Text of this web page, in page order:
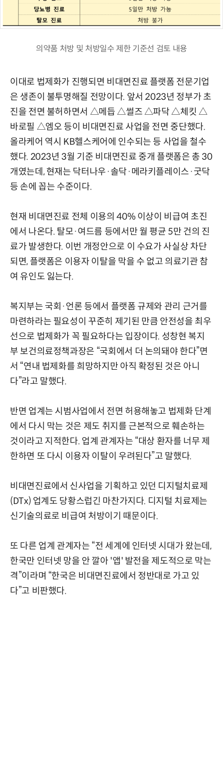
의약품 처방 및 처방일수 제한 기준선 검토 내용
이대로 법제화가 진행되면 비대면진료 플랫폼 전문기업
은 생존이 불투명해질 전망이다. 앞서 2023년 정부가 초
진을 전면 불허하면서 △메듭 △썰즈 △파닥 △체킷 △
바로필 △엠오 등이 비대면진료 사업을 전면 중단했다.
올라케어 역시 KB헬스케어에 인수되는 등 사업을 철수
했다. 2023년 3월 기준 비대면진료 중개 플랫폼은 총 30
개였는데, 현재는 닥터나우·솔닥·메라키플레이스·굿닥
등 손에 꼽는 수준이다.
현재 비대면진료 전체 이용의 40% 이상이 비급여 초진
에서 나온다. 탈모·여드름 등에서만 월 평균 5만 건의 진
료가 발생한다. 이번 개정안으로 이 수요가 사실상 차단
되면, 플랫폼은 이용자 이탈을 막을 수 없고 의료기관 참
여 유인도 잃는다.
복지부는 국회·언론 등에서 플랫폼 규제와 관리 근거를
마련하라는 필요성이 꾸준히 제기된 만큼 안전성을 최우
선으로 법제화가 꼭 필요하다는 입장이다. 성창현 복지
부 보건의료정책과장은 “국회에서 더 논의돼야 한다”면
서 “연내 법제화를 희망하지만 아직 확정된 것은 아니
다”라고 말했다.
반면 업계는 시범사업에서 전면 허용해놓고 법제화 단계
에서 다시 막는 것은 제도 취지를 근본적으로 훼손하는
것이라고 지적한다. 업계 관계자는 “대상 환자를 너무 제
한하면 또 다시 이용자 이탈이 우려된다”고 말했다.
비대면진료에서 신사업을 기획하고 있던 디지털치료제
(DTx) 업계도 당황스럽긴 마찬가지다. 디지털 치료제는
신기술의료로 비급여 처방이기 때문이다.
또 다른 업계 관계자는 “전 세계에 인터넷 시대가 왔는데,
한국만 인터넷 망을 안 깔아 '앱' 발전을 제도적으로 막는
격”이라며 “한국은 비대면진료에서 정반대로 가고 있
다”고 비판했다.